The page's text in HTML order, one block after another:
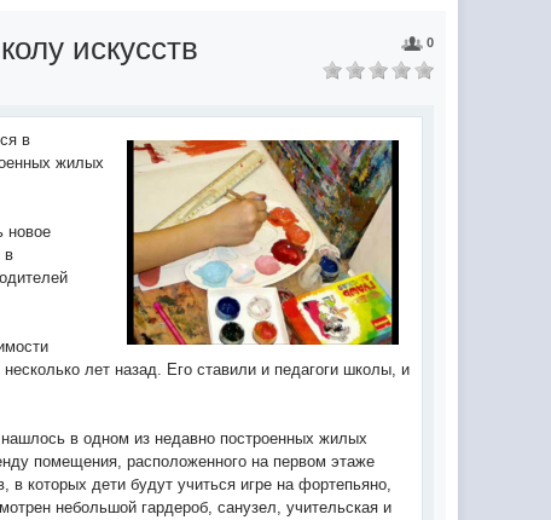
0
искусств
в
жилых
новое
в
лет назад. Его ставили и педагоги школы, и
в одном из недавно построенных жилых
помещения, расположенного на первом этаже
которых дети будут учиться игре на фортепьяно,
небольшой гардероб, санузел, учительская и